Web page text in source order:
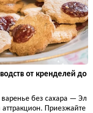
от кренделей до
без сахара — Эл
аттракцион. Приезжайте